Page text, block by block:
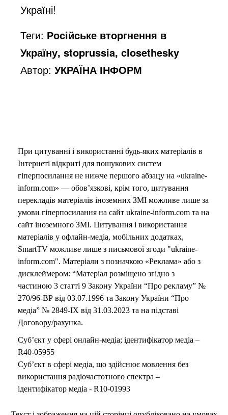
Україні!
Теги: Російське вторгнення в
Україну, stoprussia, closethesky
Автор:УКРАЇНА ІНФОРМ
При цитуванні і використанні будь-яких матеріалів в
Інтернеті відкриті для пошукових систем
гіперпосилання не нижче першого абзацу на «ukraine-
inform.com» — обов’язкові, крім того, цитування
перекладів матеріалів іноземних ЗМІ можливе лише за
умови гіперпосилання на сайт ukraine-inform.com та на
сайт іноземного ЗМІ. Цитування і використання
матеріалів у офлайн-медіа, мобільних додатках,
SmartTV можливе лише з письмової згоди "ukraine-
inform.com". Матеріали з позначкою «Реклама» або з
дисклеймером: “Матеріал розміщено згідно з
частиною 3 статті 9 Закону України “Про рекламу” №
270/96-ВР від 03.07.1996 та Закону України “Про
медіа” № 2849-IX від 31.03.2023 та на підставі
Договору/рахунка.
Суб’єкт у сфері онлайн-медіа; ідентифікатор медіа –
R40-05955
Суб’єкт в сфері медіа, що здійснює мовлення без
використання радіочастотного спектра –
ідентифікатор медіа - R10-01993